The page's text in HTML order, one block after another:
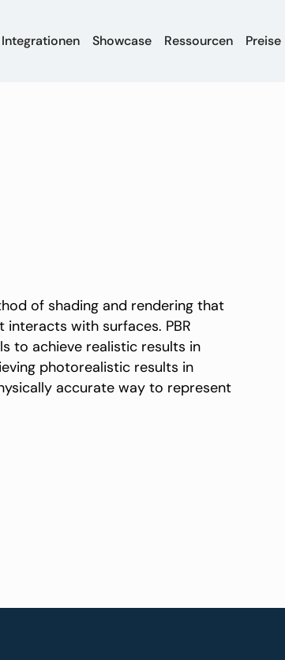
Integrationen Showcase Ressourcen Preise
of shading and rendering that
with surfaces. PBR
to achieve realistic results in
photorealistic results in
accurate way to represent